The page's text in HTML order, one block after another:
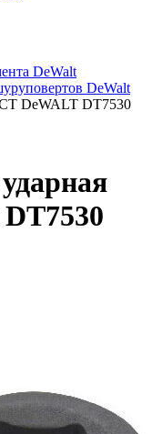
DeWalt
DeWalt
DeWALT DT7530